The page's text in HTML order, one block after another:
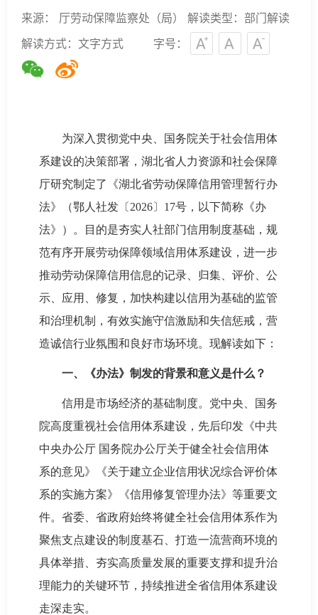
来源： 厅劳动保障监察处（局）
解读类型：部门解读
解读方式：文字方式
字号：
为深入贯彻党中央、国务院关于社会信用体
系建设的决策部署，湖北省人力资源和社会保障
厅研究制定了《湖北省劳动保障信用管理暂行办
法》（鄂人社发〔2026〕17号，以下简称《办
法》）。目的是夯实人社部门信用制度基础，规
范有序开展劳动保障领域信用体系建设，进一步
推动劳动保障信用信息的记录、归集、评价、公
示、应用、修复，加快构建以信用为基础的监管
和治理机制，有效实施守信激励和失信惩戒，营
造诚信行业氛围和良好市场环境。现解读如下：
一、《办法》制发的背景和意义是什么？
信用是市场经济的基础制度。党中央、国务
院高度重视社会信用体系建设，先后印发《中共
中央办公厅 国务院办公厅关于健全社会信用体
系的意见》《关于建立企业信用状况综合评价体
系的实施方案》《信用修复管理办法》等重要文
件。省委、省政府始终将健全社会信用体系作为
聚焦支点建设的制度基石、打造一流营商环境的
具体举措、夯实高质量发展的重要支撑和提升治
理能力的关键环节，持续推进全省信用体系建设
走深走实。